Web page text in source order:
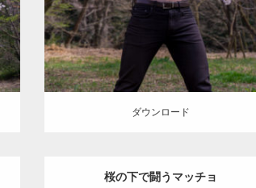
SOSUKE 大胸筋 上腕三頭筋
ダウンロード
ダウンロード
桜の下で闘うマッチョ